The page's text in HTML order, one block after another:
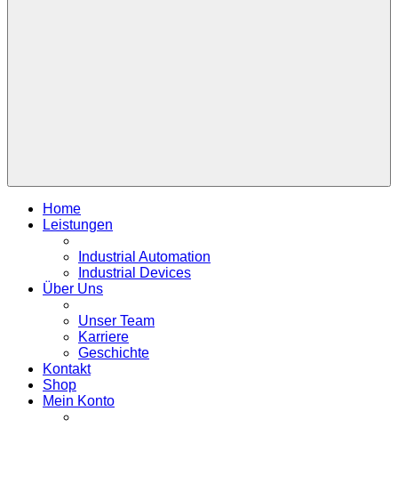
Home
Leistungen
Industrial Automation
Industrial Devices
Über Uns
Unser Team
Karriere
Geschichte
Kontakt
Shop
Mein Konto